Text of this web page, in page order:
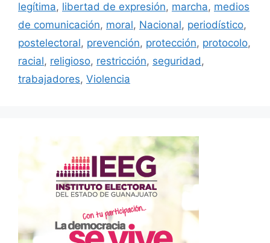
legítima, libertad de expresión, marcha, medios
de comunicación, moral, Nacional, periodístico,
postelectoral, prevención, protección, protocolo,
racial, religioso, restricción, seguridad,
trabajadores, Violencia